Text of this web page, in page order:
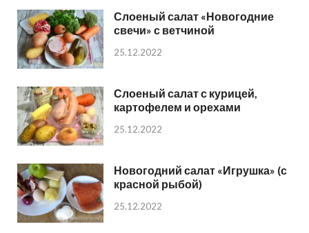
Слоеный салат «Новогодние
свечи» с ветчиной
25.12.2022
Слоеный салат с курицей,
картофелем и орехами
25.12.2022
Новогодний салат «Игрушка» (с
красной рыбой)
25.12.2022